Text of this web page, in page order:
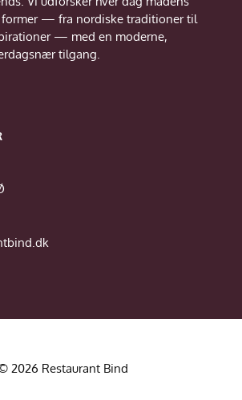
former — fra nordiske traditioner til
— med en moderne,
tilgang.
2026 Restaurant Bind